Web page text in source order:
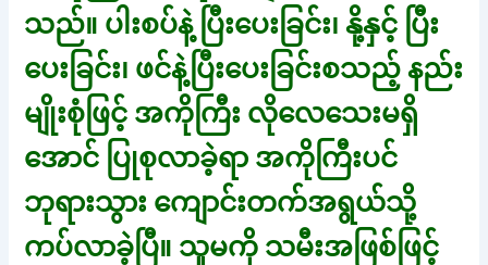
သည်။ ပါးစပ်နဲ့ ပြီးပေးခြင်း၊ နို့နှင့် ပြီး
ပေးခြင်း၊ ဖင်နဲ့ပြီးပေးခြင်းစသည့် နည်း
မျိုးစုံဖြင့် အကိုကြီး လိုလေသေးမရှိ
အောင် ပြုစုလာခဲ့ရာ အကိုကြီးပင်
ဘုရားသွား ကျောင်းတက်အရွယ်သို့
ကပ်လာခဲ့ပြီ။ သူမကို သမီးအဖြစ်ဖြင့်